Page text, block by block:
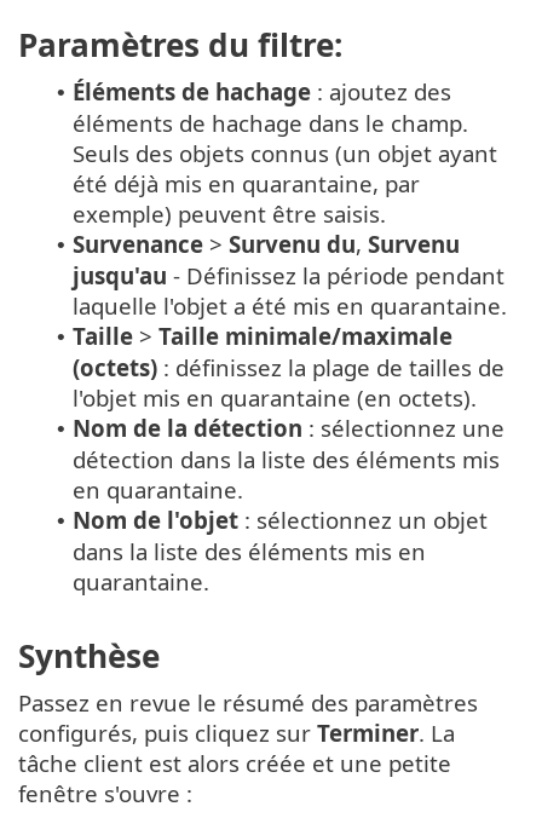
Paramètres du filtre:
• Éléments de hachage : ajoutez des
éléments de hachage dans le champ.
Seuls des objets connus (un objet ayant
été déjà mis en quarantaine, par
exemple) peuvent être saisis.
• Survenance > Survenu du, Survenu
jusqu'au - Définissez la période pendant
laquelle l'objet a été mis en quarantaine.
• Taille > Taille minimale/maximale
(octets) : définissez la plage de tailles de
l'objet mis en quarantaine (en octets).
• Nom de la détection : sélectionnez une
détection dans la liste des éléments mis
en quarantaine.
• Nom de l'objet : sélectionnez un objet
dans la liste des éléments mis en
quarantaine.
Synthèse
Passez en revue le résumé des paramètres
configurés, puis cliquez sur Terminer. La
tâche client est alors créée et une petite
fenêtre s'ouvre :